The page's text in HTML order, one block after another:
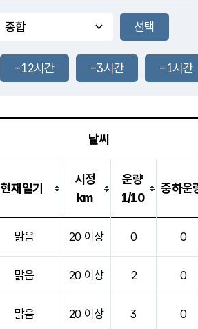
풍도
2.5m/s
-
-12시간 -3시간 -1시간
날씨
현재일기
시정
km
운량
1/10
중하운
맑음 20 이상 0 0
맑음 20 이상 2 0
맑음 20 이상 3 0